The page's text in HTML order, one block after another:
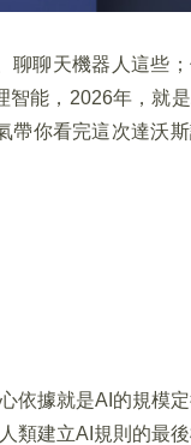
聊聊天機器人這些；
能，2026年，就是
帶你看完這次達沃
依據就是AI的規模
類建立AI規則的最